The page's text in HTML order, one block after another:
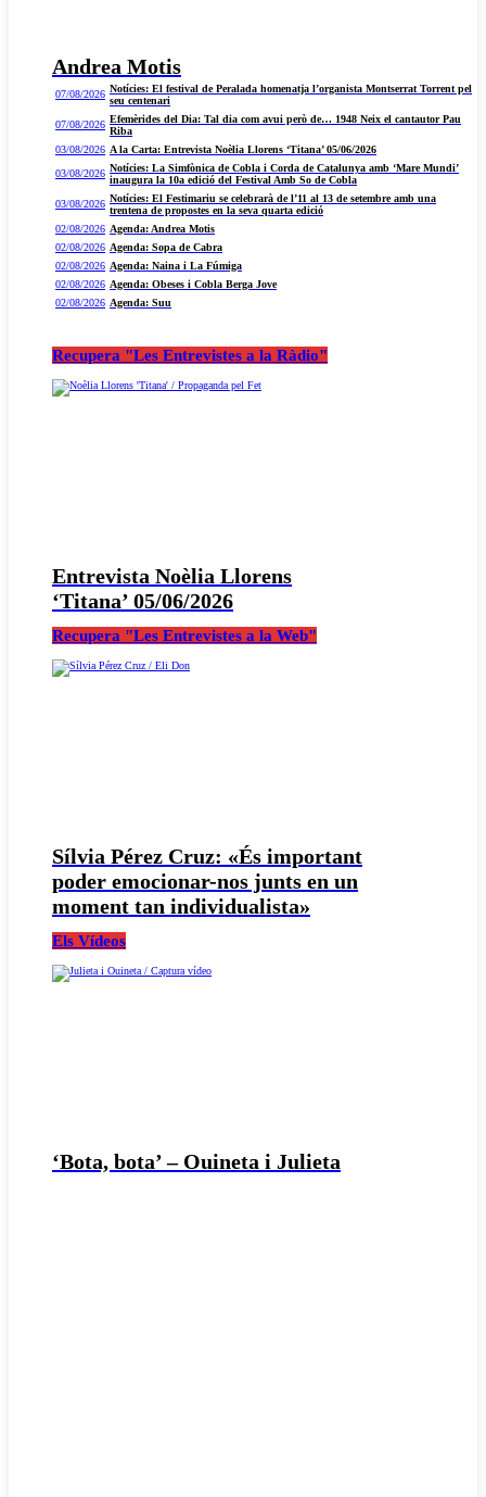
Andrea Motis
07/08/2026 Notícies: El festival de Peralada homenatja l’organista Montserrat Torrent pel
seu centenari
07/08/2026 Efemèrides del Dia: Tal dia com avui però de… 1948 Neix el cantautor Pau
Riba
03/08/2026 A la Carta: Entrevista Noèlia Llorens ‘Titana’ 05/06/2026
03/08/2026 Notícies: La Simfònica de Cobla i Corda de Catalunya amb ‘Mare Mundi’
inaugura la 10a edició del Festival Amb So de Cobla
03/08/2026 Notícies: El Festimariu se celebrarà de l’11 al 13 de setembre amb una
trentena de propostes en la seva quarta edició
02/08/2026 Agenda: Andrea Motis
02/08/2026 Agenda: Sopa de Cabra
02/08/2026 Agenda: Naina i La Fúmiga
02/08/2026 Agenda: Obeses i Cobla Berga Jove
02/08/2026 Agenda: Suu
Recupera "Les Entrevistes a la Ràdio"
Entrevista Noèlia Llorens
‘Titana’ 05/06/2026
Recupera "Les Entrevistes a la Web"
Sílvia Pérez Cruz: «És important
poder emocionar-nos junts en un
moment tan individualista»
Els Vídeos
‘Bota, bota’ – Ouineta i Julieta